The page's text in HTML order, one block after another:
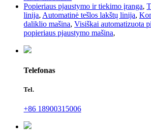
Popieriaus pjaustymo ir tiekimo įranga,
linija, Automatinė tešlos lakštų linija,
daliklio mašina, Visiškai automatizuota
popieriaus pjaustymo mašina,
Telefonas
Tel.
+86 18900315006